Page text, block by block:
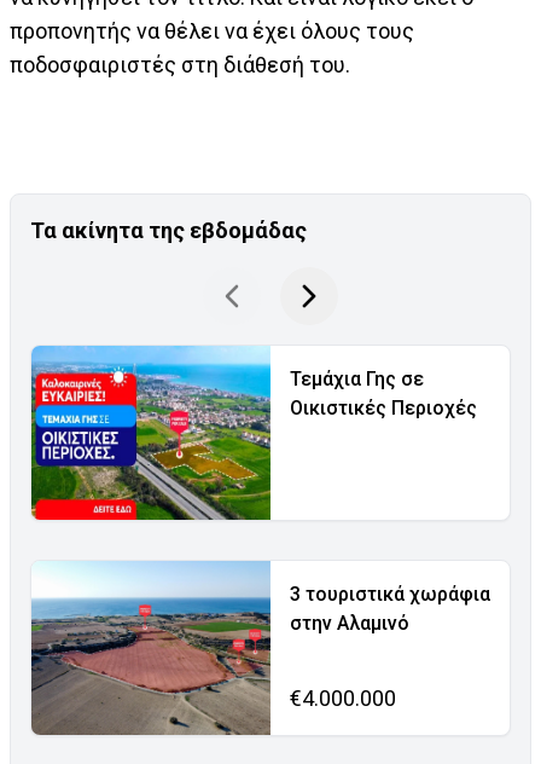
προπονητής να θέλει να έχει όλους τους
ποδοσφαιριστές στη διάθεσή του.
Τα ακίνητα της εβδομάδας
Τεμάχια Γης σε
Οικιστικές Περιοχές
3 τουριστικά χωράφια
στην Αλαμινό
€4.000.000